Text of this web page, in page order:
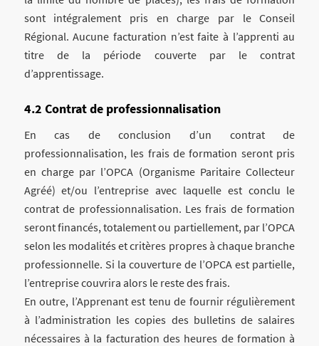
sont intégralement pris en charge par le Conseil
Régional. Aucune facturation n’est faite à l’apprenti au
titre de la période couverte par le contrat
d’apprentissage.
Contrat de professionnalisation
En cas de conclusion d’un contrat de
professionnalisation, les frais de formation seront pris
en charge par l’OPCA (Organisme Paritaire Collecteur
Agréé) et/ou l’entreprise avec laquelle est conclu le
contrat de professionnalisation. Les frais de formation
seront financés, totalement ou partiellement, par l’OPCA
selon les modalités et critères propres à chaque branche
professionnelle. Si la couverture de l’OPCA est partielle,
l’entreprise couvrira alors le reste des frais.
En outre, l’Apprenant est tenu de fournir régulièrement
à l’administration les copies des bulletins de salaires
nécessaires à la facturation des heures de formation à